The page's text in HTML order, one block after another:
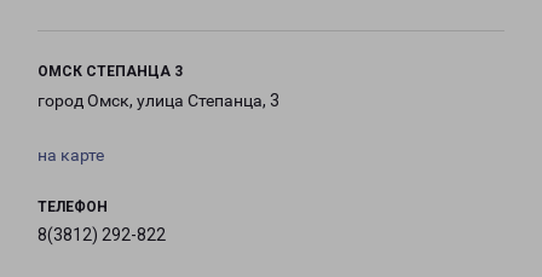
ОМСК СТЕПАНЦА 3
город Омск, улица Степанца, 3
на карте
ТЕЛЕФОН
8(3812) 292-822